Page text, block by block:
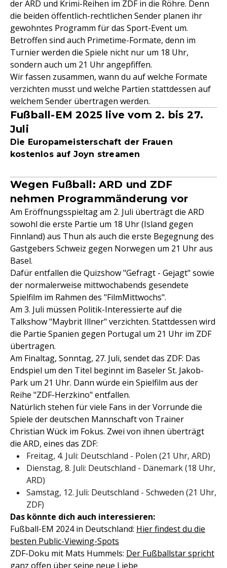
der ARD und Krimi-Reihen im ZDF in die Röhre. Denn
die beiden öffentlich-rechtlichen Sender planen ihr
gewohntes Programm für das Sport-Event um.
Betroffen sind auch Primetime-Formate, denn im
Turnier werden die Spiele nicht nur um 18 Uhr,
sondern auch um 21 Uhr angepfiffen.
Wir fassen zusammen, wann du auf welche Formate
verzichten musst und welche Partien stattdessen auf
welchem Sender übertragen werden.
Fußball-EM 2025 live vom 2. bis 27.
Juli
Die Europameisterschaft der Frauen
kostenlos auf Joyn streamen
Wegen Fußball: ARD und ZDF
nehmen Programmänderung vor
Am Eröffnungsspieltag am 2. Juli überträgt die ARD
sowohl die erste Partie um 18 Uhr (Island gegen
Finnland) aus Thun als auch die erste Begegnung des
Gastgebers Schweiz gegen Norwegen um 21 Uhr aus
Basel.
Dafür entfallen die Quizshow "Gefragt - Gejagt" sowie
der normalerweise mittwochabends gesendete
Spielfilm im Rahmen des "FilmMittwochs".
Am 3. Juli müssen Politik-Interessierte auf die
Talkshow "Maybrit Illner" verzichten. Stattdessen wird
die Partie Spanien gegen Portugal um 21 Uhr im ZDF
übertragen.
Am Finaltag, Sonntag, 27. Juli, sendet das ZDF: Das
Endspiel um den Titel beginnt im Baseler St. Jakob-
Park um 21 Uhr. Dann würde ein Spielfilm aus der
Reihe "ZDF-Herzkino" entfallen.
Natürlich stehen für viele Fans in der Vorrunde die
Spiele der deutschen Mannschaft von Trainer
Christian Wück im Fokus. Zwei von ihnen überträgt
die ARD, eines das ZDF:
Freitag, 4. Juli: Deutschland - Polen (21 Uhr, ARD)
Dienstag, 8. Juli: Deutschland - Dänemark (18 Uhr,
ARD)
Samstag, 12. Juli: Deutschland - Schweden (21 Uhr,
ZDF)
Das könnte dich auch interessieren:
Fußball-EM 2024 in Deutschland: Hier findest du die
besten Public-Viewing-Spots
ZDF-Doku mit Mats Hummels: Der Fußballstar spricht
ganz offen über seine neue Liebe